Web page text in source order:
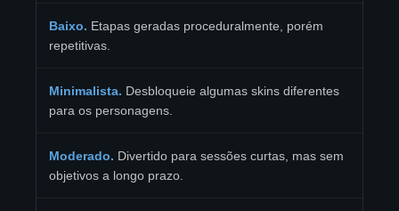
Baixo. Etapas geradas proceduralmente, porém
repetitivas.
Minimalista. Desbloqueie algumas skins diferentes
para os personagens.
Moderado. Divertido para sessões curtas, mas sem
objetivos a longo prazo.